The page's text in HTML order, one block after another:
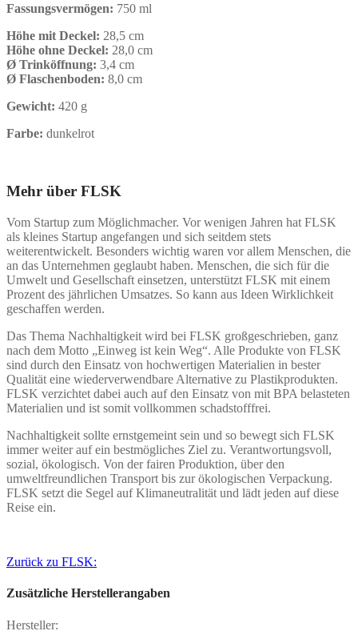
Fassungsvermögen: 750 ml
Höhe mit Deckel: 28,5 cm
Höhe ohne Deckel: 28,0 cm
Ø Trinköffnung: 3,4 cm
Ø Flaschenboden: 8,0 cm
Gewicht: 420 g
Farbe: dunkelrot
Mehr über FLSK
Vom Startup zum Möglichmacher. Vor wenigen Jahren hat FLSK
als kleines Startup angefangen und sich seitdem stets
weiterentwickelt. Besonders wichtig waren vor allem Menschen, die
an das Unternehmen geglaubt haben. Menschen, die sich für die
Umwelt und Gesellschaft einsetzen, unterstützt FLSK mit einem
Prozent des jährlichen Umsatzes. So kann aus Ideen Wirklichkeit
geschaffen werden.
Das Thema Nachhaltigkeit wird bei FLSK großgeschrieben, ganz
nach dem Motto „Einweg ist kein Weg“. Alle Produkte von FLSK
sind durch den Einsatz von hochwertigen Materialien in bester
Qualität eine wiederverwendbare Alternative zu Plastikprodukten.
FLSK verzichtet dabei auch auf den Einsatz von mit BPA belasteten
Materialien und ist somit vollkommen schadstofffrei.
Nachhaltigkeit sollte ernstgemeint sein und so bewegt sich FLSK
immer weiter auf ein bestmögliches Ziel zu. Verantwortungsvoll,
sozial, ökologisch. Von der fairen Produktion, über den
umweltfreundlichen Transport bis zur ökologischen Verpackung.
FLSK setzt die Segel auf Klimaneutralität und lädt jeden auf diese
Reise ein.
Zurück zu FLSK:
Zusätzliche Herstellerangaben
Hersteller: